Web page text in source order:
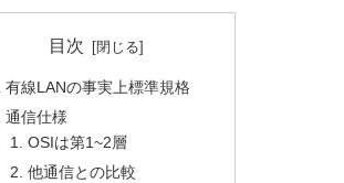
目次
有線LANの事実上標準規格
通信仕様
OSIは第1~2層
他通信との比較